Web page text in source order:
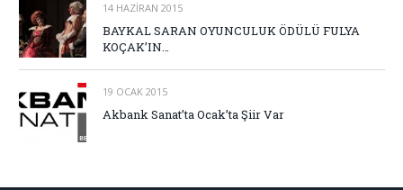
14 HAZIRAN 2015
BAYKAL SARAN OYUNCULUK ÖDÜLÜ FULYA
KOÇAK’IN…
19 OCAK 2015
Akbank Sanat’ta Ocak’ta Şiir Var